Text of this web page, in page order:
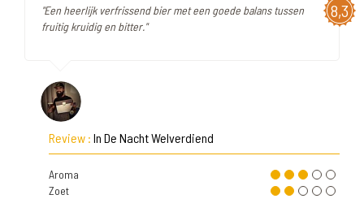
8,3
"Een heerlijk verfrissend bier met een goede balans tussen
fruitig kruidig en bitter."
Review : In De Nacht Welverdiend
Aroma
Zoet